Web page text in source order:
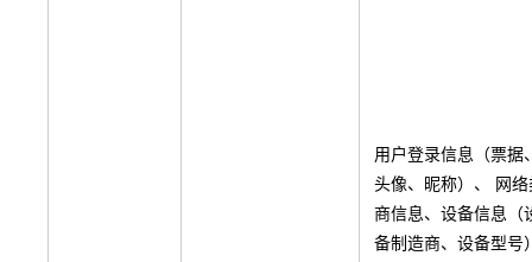
用户登录信息（票据
头像、昵称）、 网
商信息、设备信息（
备制造商、设备型号